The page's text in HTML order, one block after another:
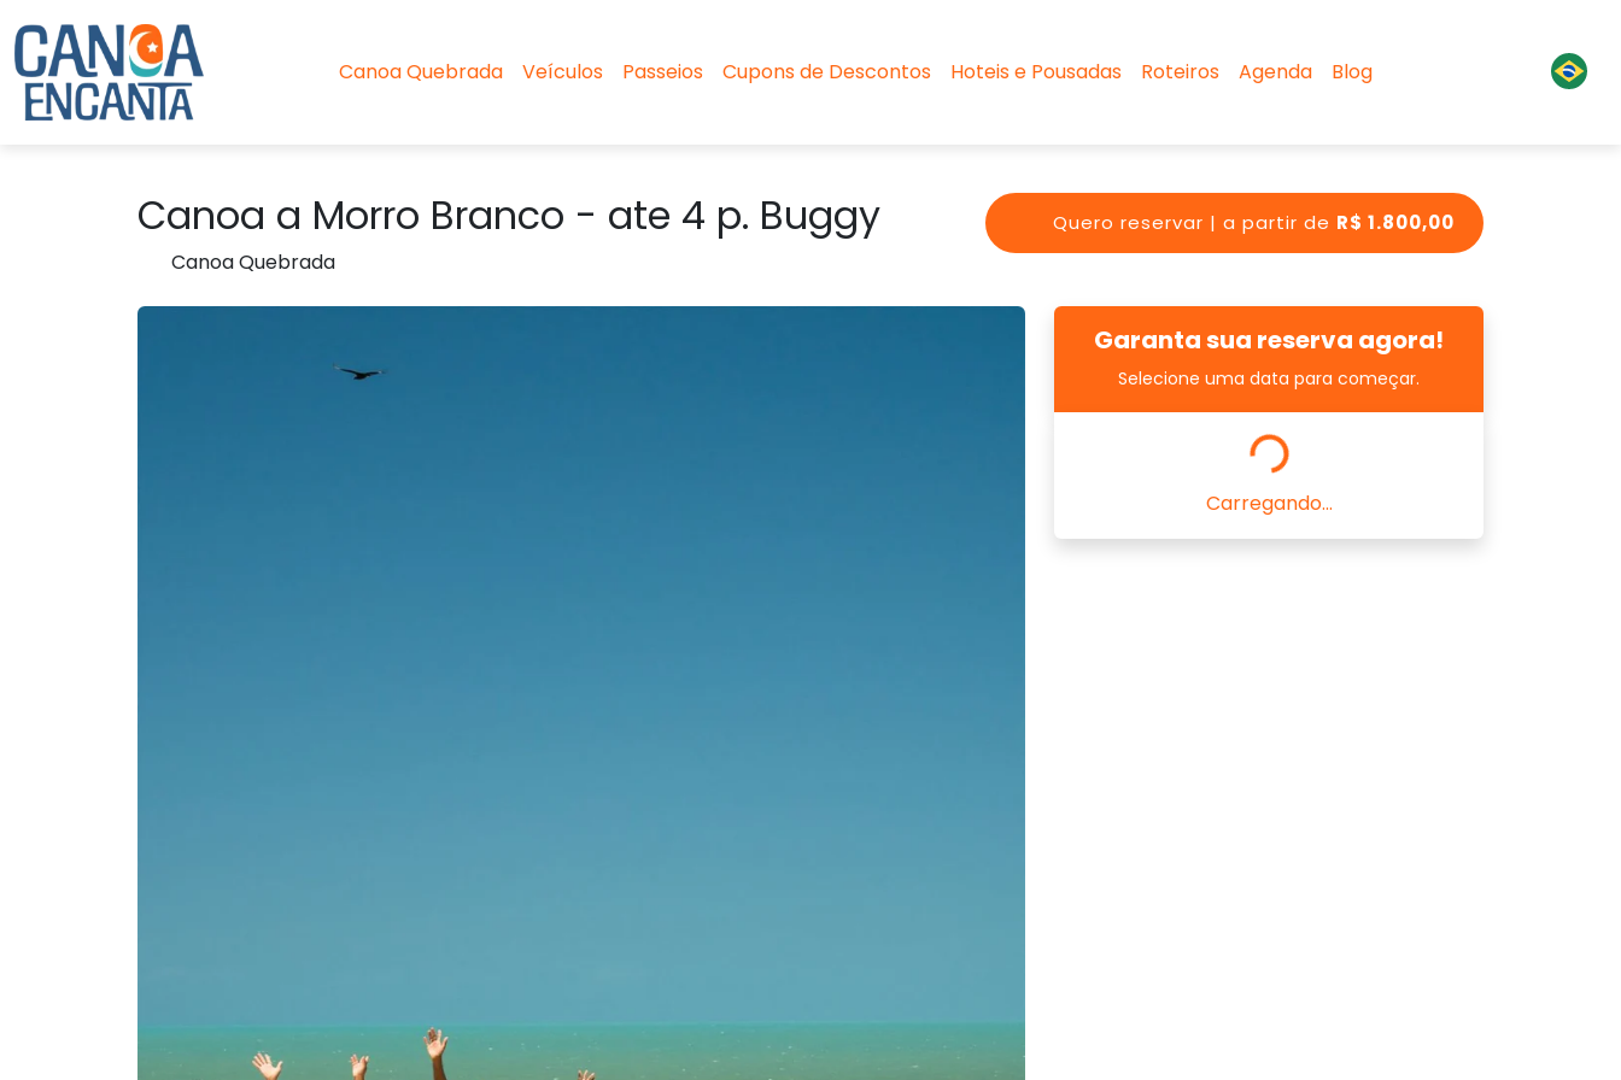
Canoa Quebrada Veículos Passeios Cupons de Descontos Hoteis e Pousadas Roteiros Agenda Blog
Quero reservar | a partir de R$ 1.800,00
Canoa a Morro Branco - ate 4 p. Buggy
Canoa Quebrada
Garanta sua reserva agora!
Selecione uma data para começar.
Carregando...